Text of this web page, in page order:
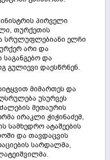
პირველი
თურქეთის
სრულუფლებიანი ელჩი
არი და
საგანგებო და
გულიევი დაესწრნენ.
მიმართეს და
უსურვეს
მეთაურის
ირაკლი ჭიჭინაძემ,
სამხედრო ატაშეების
და თავდაცვის
სარდალმა,